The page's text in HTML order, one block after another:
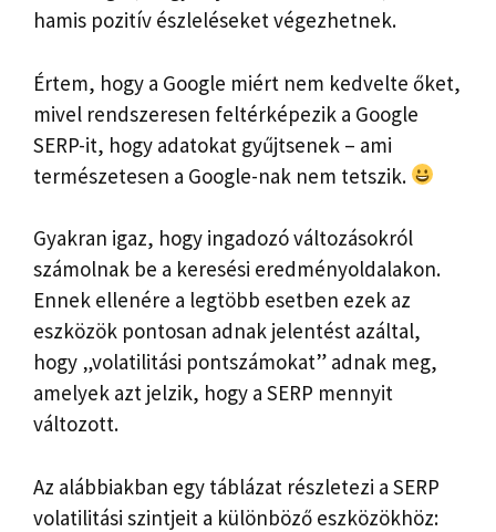
hamis pozitív észleléseket végezhetnek.
Értem, hogy a Google miért nem kedvelte őket,
mivel rendszeresen feltérképezik a Google
SERP-it, hogy adatokat gyűjtsenek – ami
természetesen a Google-nak nem tetszik.
Gyakran igaz, hogy ingadozó változásokról
számolnak be a keresési eredményoldalakon.
Ennek ellenére a legtöbb esetben ezek az
eszközök pontosan adnak jelentést azáltal,
hogy „volatilitási pontszámokat” adnak meg,
amelyek azt jelzik, hogy a SERP mennyit
változott.
Az alábbiakban egy táblázat részletezi a SERP
volatilitási szintjeit a különböző eszközökhöz: